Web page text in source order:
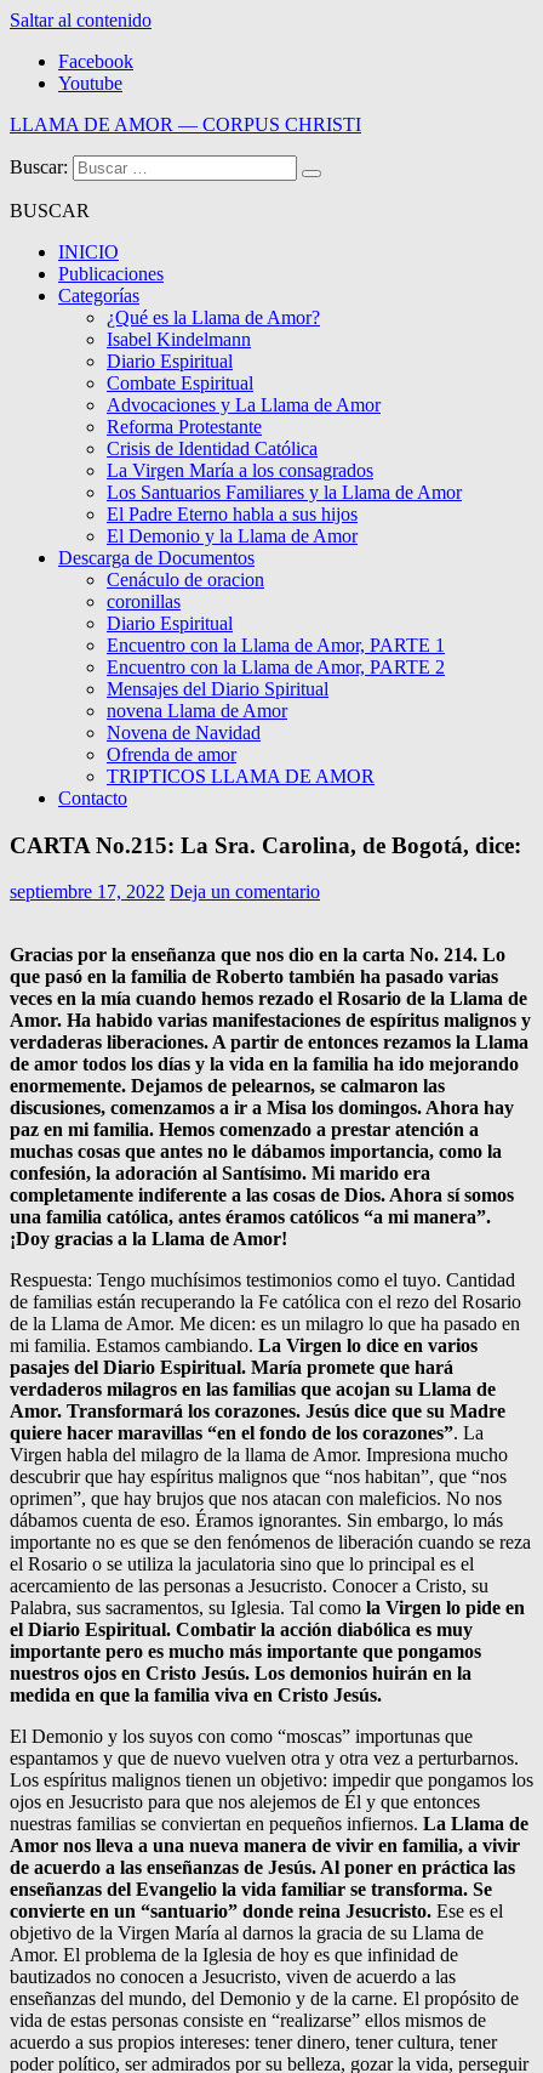
Saltar al contenido
Facebook
Youtube
LLAMA DE AMOR — CORPUS CHRISTI
Blog de la Llama de Amor
Buscar:
BUSCAR
INICIO
Publicaciones
Categorías
¿Qué es la Llama de Amor?
Isabel Kindelmann
Diario Espiritual
Combate Espiritual
Advocaciones y La Llama de Amor
Reforma Protestante
Crisis de Identidad Católica
La Virgen María a los consagrados
Los Santuarios Familiares y la Llama de Amor
El Padre Eterno habla a sus hijos
El Demonio y la Llama de Amor
Descarga de Documentos
Cenáculo de oracion
coronillas
Diario Espiritual
Encuentro con la Llama de Amor, PARTE 1
Encuentro con la Llama de Amor, PARTE 2
Mensajes del Diario Spiritual
novena Llama de Amor
Novena de Navidad
Ofrenda de amor
TRIPTICOS LLAMA DE AMOR
Contacto
CARTA No.215: La Sra. Carolina, de Bogotá, dice:
septiembre 17, 2022 Deja un comentario
Gracias por la enseñanza que nos dio en la carta No. 214. Lo
que pasó en la familia de Roberto también ha pasado varias
veces en la mía cuando hemos rezado el Rosario de la Llama de
Amor. Ha habido varias manifestaciones de espíritus malignos y
verdaderas liberaciones. A partir de entonces rezamos la Llama
de amor todos los días y la vida en la familia ha ido mejorando
enormemente. Dejamos de pelearnos, se calmaron las
discusiones, comenzamos a ir a Misa los domingos. Ahora hay
paz en mi familia. Hemos comenzado a prestar atención a
muchas cosas que antes no le dábamos importancia, como la
confesión, la adoración al Santísimo. Mi marido era
completamente indiferente a las cosas de Dios. Ahora sí somos
una familia católica, antes éramos católicos “a mi manera”.
¡Doy gracias a la Llama de Amor!
Respuesta: Tengo muchísimos testimonios como el tuyo. Cantidad
de familias están recuperando la Fe católica con el rezo del Rosario
de la Llama de Amor. Me dicen: es un milagro lo que ha pasado en
mi familia. Estamos cambiando. La Virgen lo dice en varios
pasajes del Diario Espiritual. María promete que hará
verdaderos milagros en las familias que acojan su Llama de
Amor. Transformará los corazones. Jesús dice que su Madre
quiere hacer maravillas “en el fondo de los corazones”. La
Virgen habla del milagro de la llama de Amor. Impresiona mucho
descubrir que hay espíritus malignos que “nos habitan”, que “nos
oprimen”, que hay brujos que nos atacan con maleficios. No nos
dábamos cuenta de eso. Éramos ignorantes. Sin embargo, lo más
importante no es que se den fenómenos de liberación cuando se reza
el Rosario o se utiliza la jaculatoria sino que lo principal es el
acercamiento de las personas a Jesucristo. Conocer a Cristo, su
Palabra, sus sacramentos, su Iglesia. Tal como la Virgen lo pide en
el Diario Espiritual. Combatir la acción diabólica es muy
importante pero es mucho más importante que pongamos
nuestros ojos en Cristo Jesús. Los demonios huirán en la
medida en que la familia viva en Cristo Jesús.
El Demonio y los suyos con como “moscas” importunas que
espantamos y que de nuevo vuelven otra y otra vez a perturbarnos.
Los espíritus malignos tienen un objetivo: impedir que pongamos los
ojos en Jesucristo para que nos alejemos de Él y que entonces
nuestras familias se conviertan en pequeños infiernos. La Llama de
Amor nos lleva a una nueva manera de vivir en familia, a vivir
de acuerdo a las enseñanzas de Jesús. Al poner en práctica las
enseñanzas del Evangelio la vida familiar se transforma. Se
convierte en un “santuario” donde reina Jesucristo. Ese es el
objetivo de la Virgen María al darnos la gracia de su Llama de
Amor. El problema de la Iglesia de hoy es que infinidad de
bautizados no conocen a Jesucristo, viven de acuerdo a las
enseñanzas del mundo, del Demonio y de la carne. El propósito de
vida de estas personas consiste en “realizarse” ellos mismos de
acuerdo a sus propios intereses: tener dinero, tener cultura, tener
poder político, ser admirados por su belleza, gozar la vida, perseguir